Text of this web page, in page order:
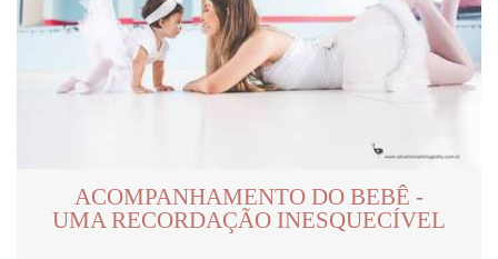
ACOMPANHAMENTO DO BEBÊ -
UMA RECORDAÇÃO INESQUECÍVEL